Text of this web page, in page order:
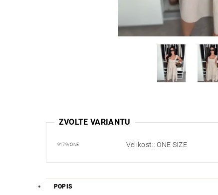
ZVOLTE VARIANTU
9179/ONE Velikost:: ONE SIZE
POPIS